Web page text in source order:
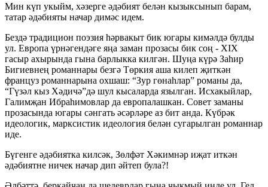
Мин күп укыйм, хәзерге әдәбият белән кызыксынып барам,
татар әдәбияты начар димәс идем.
Бездә традицион поэзия һәрвакыт бик югары кимәлдә булды
ул. Европа үрнәгендәге яңа заман прозасы бик соң - XIX
гасыр ахырында гына барлыкка килгән. Шуңа күрә Заһир
Бигиевнең романнары безгә Төркия аша килеп җиткән
француз романнарына охшаш: “Зур гөнаһлар” романы да,
“Гүзәл кыз Хәдичә”дә шул кысаларда язылган. Исхакыйлар,
Галимҗан Ибраһимовлар да европалашкан. Совет заманы
прозасында югары сәнгать әсәрләре аз бит анда. Күбрәк
идеологик, марксистик идеология белән сугарылган романнар
иде.
Бүгенге әдәбиятка килсәк, Зөлфәт Хәкимнәр иҗат иткән
әдәбиятне ничек начар дип әйтеп була?!